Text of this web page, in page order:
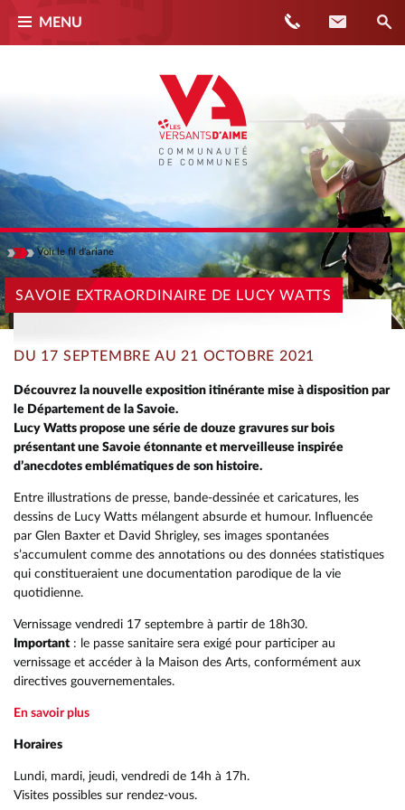
Téléphone Contact
MENU
RETOUR
RAPPORT ANNUEL DÉCHETS
RETOUR
RETOUR
QUARTIER JEUNES
RETOUR
RETOUR
RETOUR
UN TERRITOIRE RÉSILIENT ET DURABLE
RETOUR
RETOUR
RETOUR
ACTUALITÉS
Voir
Masquer
le fil d'ariane
SAVOIE EXTRAORDINAIRE DE LUCY WATTS
DU 17 SEPTEMBRE AU 21 OCTOBRE 2021
Découvrez la nouvelle exposition itinérante mise à disposition par
le Département de la Savoie.
Lucy Watts propose une série de douze gravures sur bois
présentant une Savoie étonnante et merveilleuse inspirée
d’anecdotes emblématiques de son histoire.
Entre illustrations de presse, bande-dessinée et caricatures, les
dessins de Lucy Watts mélangent absurde et humour. Influencée
par Glen Baxter et David Shrigley, ses images spontanées
s’accumulent comme des annotations ou des données statistiques
qui constitueraient une documentation parodique de la vie
quotidienne.
Vernissage vendredi 17 septembre à partir de 18h30.
Important: le passe sanitaire sera exigé pour participer au
vernissage et accéder à la Maison des Arts, conformément aux
directives gouvernementales.
En savoir plus
Horaires
Lundi, mardi, jeudi, vendredi de 14h à 17h.
Visites possibles sur rendez-vous.